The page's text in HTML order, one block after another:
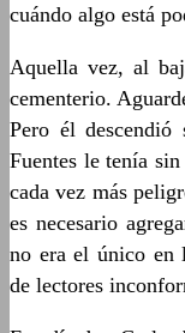
cuándo algo está
Aquella vez, al
cementerio.
Pero él descendió
Fuentes le tenía
cada vez más
es necesario
no era el único en
de lectores